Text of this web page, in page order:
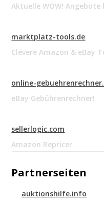
Aktuelle WOW! Angebote
marktplatz-tools.de
Clevere Amazon & eBay
online-
eBay Gebührenrechner!
sellerlogic.com
Amazon Repricer
Partnerseiten
auktionshilfe.info